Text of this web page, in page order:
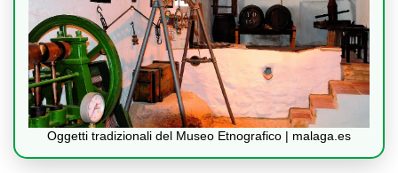
Oggetti tradizionali del Museo Etnografico | malaga.es